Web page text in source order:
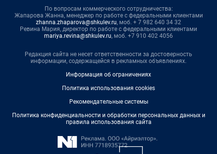
По вопросам коммерческого сотрудничества:
Жапарова Жанна, менеджер по работе с федеральными клиентами
zhanna.zhaparova@shkulev.ru, моб. + 7 982 640 34 32
Ревина Мария, директор по работе с федеральными клиентами
mariya.revina@shkulev.ru, моб. +7 910 402 4056
Редакция сайта не несет ответственности за достоверность
информации, содержащейся в рекламных объявлениях.
Информация об ограничениях
Политика использования cookies
Рекомендательные системы
Политика конфиденциальности и обработки персональных данных и
правила использования сайта